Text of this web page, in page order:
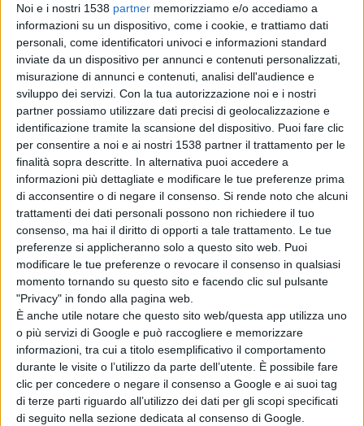
Noi e i nostri 1538 partner memorizziamo e/o accediamo a
informazioni su un dispositivo, come i cookie, e trattiamo dati
personali, come identificatori univoci e informazioni standard
inviate da un dispositivo per annunci e contenuti personalizzati,
misurazione di annunci e contenuti, analisi dell'audience e
sviluppo dei servizi. Con la tua autorizzazione noi e i nostri
partner possiamo utilizzare dati precisi di geolocalizzazione e
identificazione tramite la scansione del dispositivo. Puoi fare clic
per consentire a noi e ai nostri 1538 partner il trattamento per le
finalità sopra descritte. In alternativa puoi accedere a
informazioni più dettagliate e modificare le tue preferenze prima
di acconsentire o di negare il consenso. Si rende noto che alcuni
trattamenti dei dati personali possono non richiedere il tuo
consenso, ma hai il diritto di opporti a tale trattamento. Le tue
preferenze si applicheranno solo a questo sito web. Puoi
modificare le tue preferenze o revocare il consenso in qualsiasi
momento tornando su questo sito e facendo clic sul pulsante
"Privacy" in fondo alla pagina web.
È anche utile notare che questo sito web/questa app utilizza uno
o più servizi di Google e può raccogliere e memorizzare
informazioni, tra cui a titolo esemplificativo il comportamento
durante le visite o l’utilizzo da parte dell’utente. È possibile fare
clic per concedere o negare il consenso a Google e ai suoi tag
di terze parti riguardo all’utilizzo dei dati per gli scopi specificati
di seguito nella sezione dedicata al consenso di Google.
approvazione di una"modifica non sostanziale"agli
impianti GCT e Sansifici Vecere. Tale modifica, data la
situazione di sequestro, seguirà una procedura di
urgenza che richiede pochissimi adempimenti e che ha
la concreta possibilità di ottenere il dissequestro e la
piena riattivazione dello stabilimento stesso”.
“Vorrei capire – dichiara il sindaco Berghella – da chi e
come Lanci ha appreso queste notizie dato che in
qualità di sindaconon ho ancora avuto alcuna
comunicazione ufficialené da parte della Provincia né
da parte del Suap (Sportello unico attività produttive del
Patto Sangro-Aventino) che si occupano delle relative
autorizzazioni. Il Suap, prima di rilasciare un'eventuale
provvedimento, deve obbligatoriamente interpellare il
Comune che deve pronunciarsi sulla materia di propria